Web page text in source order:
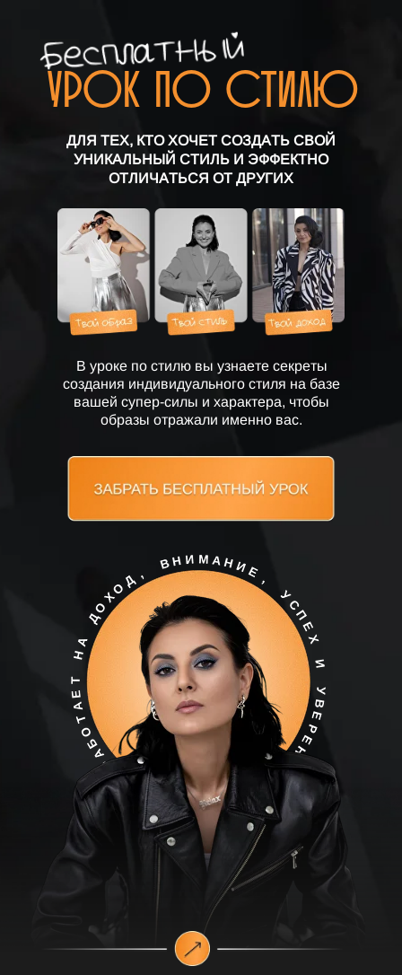
урок по стилю
В уроке по стилю вы узнаете секреты
создания индивидуального стиля на базе
вашей супер-силы и характера, чтобы
образы отражали именно вас.
ДЛЯ ТЕХ, КТО ХОЧЕТ СОЗДАТЬ СВОЙ
УНИКАЛЬНЫЙ СТИЛЬ И ЭФФЕКТНО
ОТЛИЧАТЬСЯ ОТ ДРУГИХ